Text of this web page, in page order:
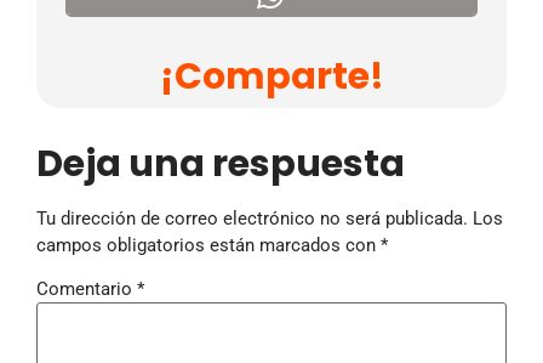
¡Comparte!
Deja una respuesta
Tu dirección de correo electrónico no será publicada. Los
campos obligatorios están marcados con *
Comentario *